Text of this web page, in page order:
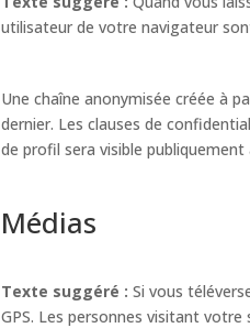
utilisateur de votre navigateur
Une chaîne anonymisée créée à
dernier. Les clauses de
de profil sera visible
Médias
Texte suggéré :Si vous
GPS. Les personnes visitant